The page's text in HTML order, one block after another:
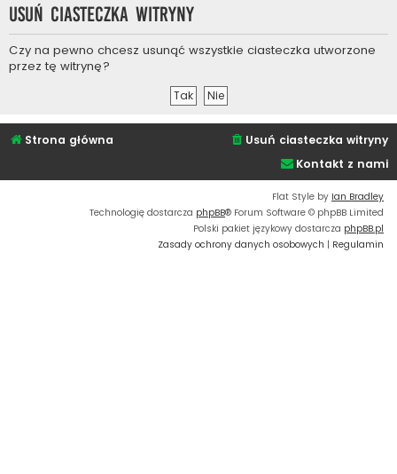
Usuń ciasteczka witryny
Czy na pewno chcesz usunąć wszystkie ciasteczka utworzone
przez tę witrynę?
Strona główna
Usuń ciasteczka witryny
Kontakt z nami
Flat Style by Ian Bradley
Technologię dostarcza phpBB® Forum Software © phpBB Limited
Polski pakiet językowy dostarcza phpBB.pl
Zasady ochrony danych osobowych | Regulamin